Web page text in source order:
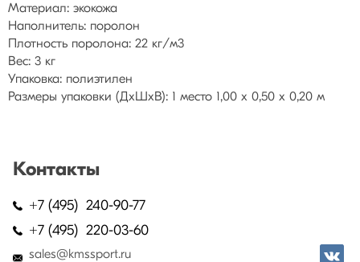
Материал: экокожа
Наполнитель: поролон
Плотность поролона: 22 кг/м3
Вес: 3 кг
Упаковка: полиэтилен
Размеры упаковки (ДхШхВ): 1 место 1,00 х 0,50 х 0,20 м
Контакты
+7 (495) 240-90-77
+7 (495) 220-03-60
sales@kmssport.ru